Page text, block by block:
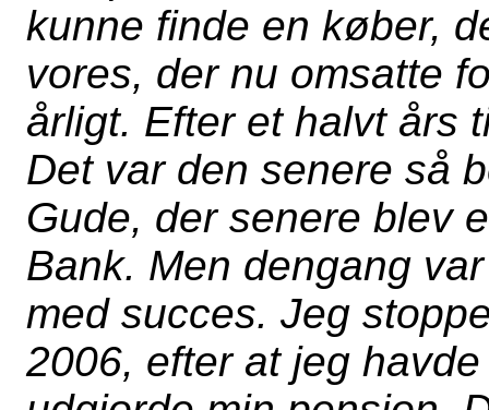
kunne finde en køber,
vores, der nu omsatte
årligt. Efter et halvt års
Det var den senere så
Gude, der senere blev
Bank. Men dengang
med succes. Jeg
2006, efter at jeg